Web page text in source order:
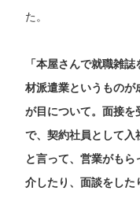
た。
「本屋さんで就職雑
材派遣業というものが
が目について。面接
で、契約社員として
と言って、営業がも
介したり、面談をした